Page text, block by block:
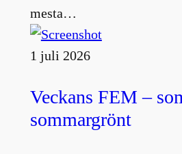
mesta…
1 juli 2026
Veckans FEM –
sommargrönt